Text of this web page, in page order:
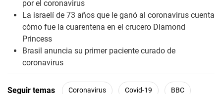
por el coronavirus
La israelí de 73 años que le ganó al coronavirus cuenta
cómo fue la cuarentena en el crucero Diamond
Princess
Brasil anuncia su primer paciente curado de
coronavirus
Seguir temas Coronavirus Covid-19 BBC